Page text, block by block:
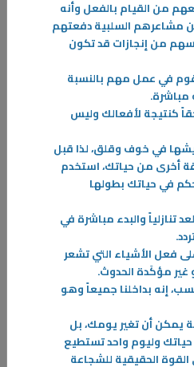
التفكير الدائم يعانون دوماً من
بداخلهم
من القيام بالفعل وأنه
مشاعرهم السلبية دفعتهم
من إنجازات قد تكون
في عمل مهم بالنسبة
.
كنتيجة لأفعالك وليس
في خوف وقلق، لذا قبل
أخرى من حياتك، استخدم
في حياتك بطولها
تنازلياً والبدء مباشرة في
.
فعل الأشياء التي تشعر
غير مؤكَدة الحدوث.
إنه بداخلنا جميعاً وهو
يمكن أن تغير يومك، بل
وليوم واحد تستطيع
الحقيقية للشجاعة